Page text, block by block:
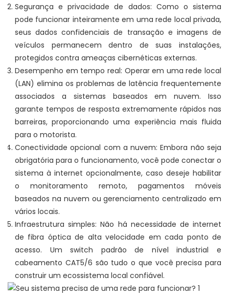
Segurança e privacidade de dados: Como o sistema
pode funcionar inteiramente em uma rede local privada,
seus dados confidenciais de transação e imagens de
veículos permanecem dentro de suas instalações,
protegidos contra ameaças cibernéticas externas.
Desempenho em tempo real: Operar em uma rede local
(LAN) elimina os problemas de latência frequentemente
associados a sistemas baseados em nuvem. Isso
garante tempos de resposta extremamente rápidos nas
barreiras, proporcionando uma experiência mais fluida
para o motorista.
Conectividade opcional com a nuvem: Embora não seja
obrigatória para o funcionamento, você pode conectar o
sistema à internet opcionalmente, caso deseje habilitar
o monitoramento remoto, pagamentos móveis
baseados na nuvem ou gerenciamento centralizado em
vários locais.
Infraestrutura simples: Não há necessidade de internet
de fibra óptica de alta velocidade em cada ponto de
acesso. Um switch padrão de nível industrial e
cabeamento CAT5/6 são tudo o que você precisa para
construir um ecossistema local confiável.